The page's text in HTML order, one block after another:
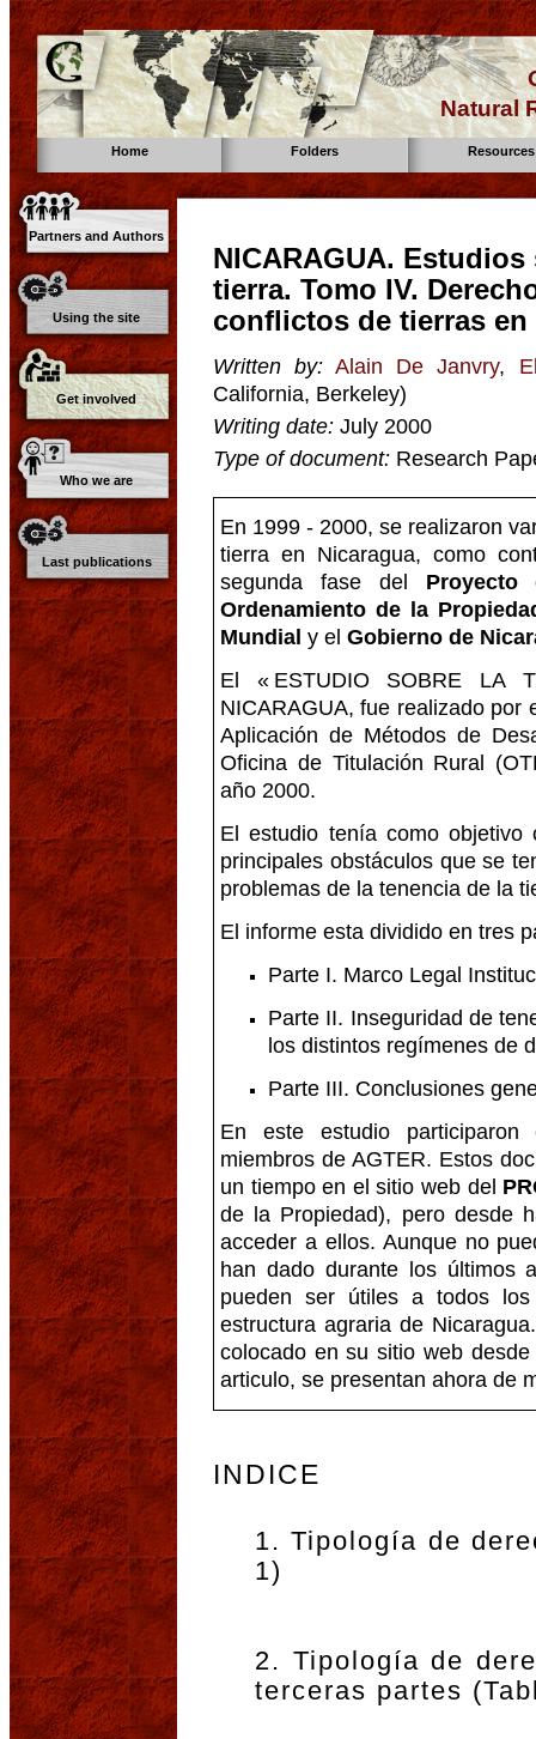
Natural
Home Folders Resources
Partners and Authors
Using the site
Get involved
Who we are
Last publications
NICARAGUA.
tierra. Tomo IV.
conflictos de tierras
Written by: Alain De Janvry,
California, Berkeley)
Writing date: July 2000
Type of document: Research
En 1999 - 2000, se realizaron
tierra en Nicaragua, como
segunda fase del Proyecto
Ordenamiento de la
Mundial y el Gobierno de
El « ESTUDIO SOBRE LA
NICARAGUA, fue realizado por
Aplicación de Métodos de
Oficina de Titulación Rural
año 2000.
El estudio tenía como
principales obstáculos que se
problemas de la tenencia de la
El informe esta dividido en tres
Parte I. Marco Legal
Parte II. Inseguridad de
los distintos regímenes de
Parte III. Conclusiones
En este estudio
miembros de AGTER. Estos
un tiempo en el sitio web del
de la Propiedad), pero desde
acceder a ellos. Aunque no
han dado durante los últimos
pueden ser útiles a todos
estructura agraria de
colocado en su sitio web
articulo, se presentan ahora de
INDICE
1. Tipología de
1)
2. Tipología de
terceras partes